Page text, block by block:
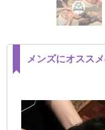
メンズにオスス